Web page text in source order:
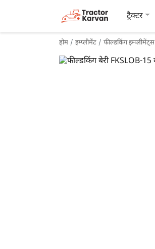
ट्रैक्टर
होम इम्प्लीमेंट फील्डकिंग इम्प्लीमेंट्स